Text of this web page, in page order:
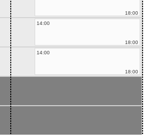
18:00
14:00
18:00
14:00
18:00